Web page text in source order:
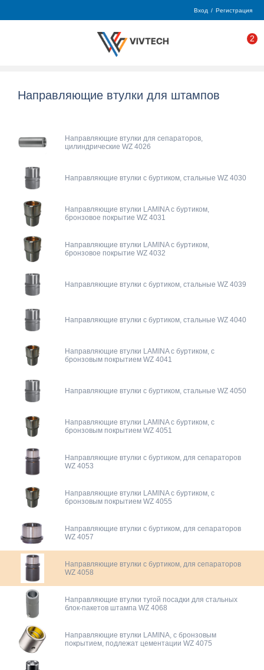
Вход / Регистрация
2
Направляющие втулки для штампов
Направляющие втулки для сепараторов,
цилиндрические WZ 4026
Направляющие втулки с буртиком, стальные WZ 4030
Направляющие втулки LAMINA с буртиком,
бронзовое покрытие WZ 4031
Направляющие втулки LAMINA с буртиком,
бронзовое покрытие WZ 4032
Направляющие втулки с буртиком, стальные WZ 4039
Направляющие втулки с буртиком, стальные WZ 4040
Направляющие втулки LAMINA с буртиком, с
бронзовым покрытием WZ 4041
Направляющие втулки с буртиком, стальные WZ 4050
Направляющие втулки LAMINA с буртиком, с
бронзовым покрытием WZ 4051
Направляющие втулки с буртиком, для сепараторов
WZ 4053
Направляющие втулки LAMINA с буртиком, с
бронзовым покрытием WZ 4055
Направляющие втулки с буртиком, для сепараторов
WZ 4057
Направляющие втулки с буртиком, для сепараторов
WZ 4058
Направляющие втулки тугой посадки для стальных
блок-пакетов штампа WZ 4068
Направляющие втулки LAMINA, с бронзовым
покрытием, подлежат цементации WZ 4075